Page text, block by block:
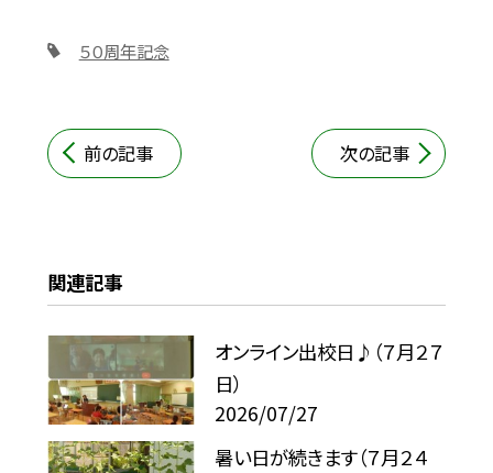
５０周年記念
前の記事 次の記事
関連記事
オンライン出校日♪（７月２７
日）
2026/07/27
暑い日が続きます（７月２４